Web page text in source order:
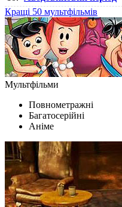
Кращі 50 мультфільмів
Мультфільми
Повнометражні
Багатосерійні
Аніме